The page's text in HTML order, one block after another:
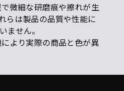
微細な研磨痕や擦れが生
らは製品の品質や性能に
ません。
より実際の商品と色が異